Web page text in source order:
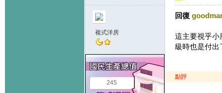
複式洋房
245
回復
這主要視乎小
級時也是付出
點評